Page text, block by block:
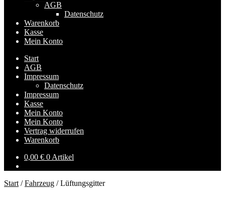
AGB
Datenschutz
Warenkorb
Kasse
Mein Konto
Start
AGB
Impressum
Datenschutz
Impressum
Kasse
Mein Konto
Mein Konto
Vertrag widerrufen
Warenkorb
0,00 € 0 Artikel
Start /Fahrzeug /Lüftungsgitter